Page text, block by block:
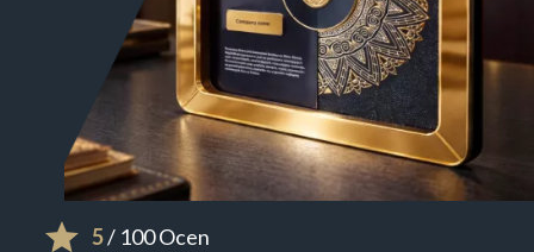
5/ 100 Ocen